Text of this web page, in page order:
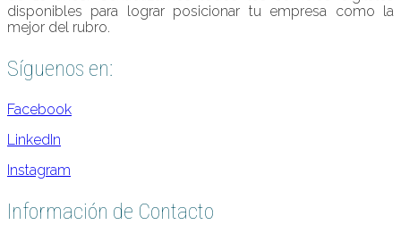
disponibles para lograr posicionar tu empresa como la
mejor del rubro.
Síguenos en:
Facebook
LinkedIn
Instagram
Información de Contacto